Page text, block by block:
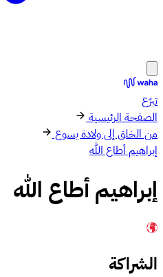
تبرّع
الصفحة الرئيسية
من الخلق إلى ولادة يسوع
إبراهيم أطاع الله
إبراهيم أطاع الله
الشراكة